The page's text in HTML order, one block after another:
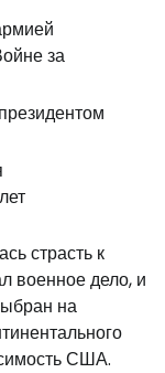
за
страсть к
военное дело, и
на
США.